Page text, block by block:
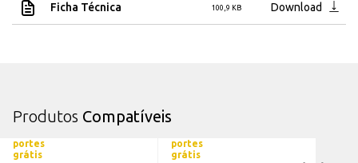
Ficha Técnica 100,9 KB Download
Produtos Compatíveis
portes
grátis
portes
grátis